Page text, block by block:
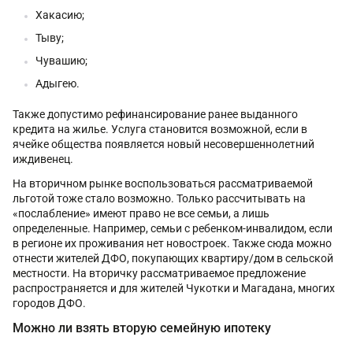
Хакасию;
Тыву;
Чувашию;
Адыгею.
Также допустимо рефинансирование ранее выданного
кредита на жилье. Услуга становится возможной, если в
ячейке общества появляется новый несовершеннолетний
иждивенец.
На вторичном рынке воспользоваться рассматриваемой
льготой тоже стало возможно. Только рассчитывать на
«послабление» имеют право не все семьи, а лишь
определенные. Например, семьи с ребенком-инвалидом, если
в регионе их проживания нет новостроек. Также сюда можно
отнести жителей ДФО, покупающих квартиру/дом в сельской
местности. На вторичку рассматриваемое предложение
распространяется и для жителей Чукотки и Магадана, многих
городов ДФО.
Можно ли взять вторую семейную ипотеку